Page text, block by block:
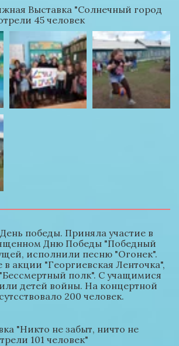
Выставка "Солнечный город
45 человек
Дню Победы "Победный
исполнили песню "Огонек".
акции "Георгиевская Ленточка",
"Бессмертный полк". С учащимися
детей войны. На концертной
200 человек.
"Никто не забыт, ничто не
101 человек"